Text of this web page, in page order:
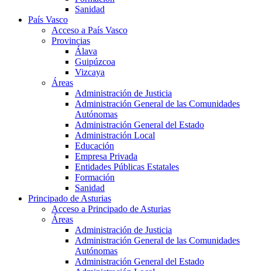
Sanidad
País Vasco
Acceso a País Vasco
Provincias
Álava
Guipúzcoa
Vizcaya
Áreas
Administración de Justicia
Administración General de las Comunidades
Autónomas
Administración General del Estado
Administración Local
Educación
Empresa Privada
Entidades Públicas Estatales
Formación
Sanidad
Principado de Asturias
Acceso a Principado de Asturias
Áreas
Administración de Justicia
Administración General de las Comunidades
Autónomas
Administración General del Estado